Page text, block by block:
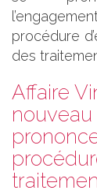
Affaire